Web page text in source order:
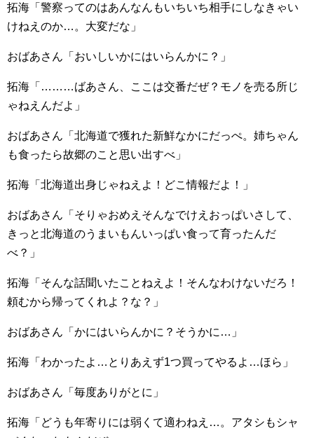
拓海「警察ってのはあんなんもいちいち相手にしなきゃい
けねえのか…。大変だな」
おばあさん「おいしいかにはいらんかに？」
拓海「………ばあさん、ここは交番だぜ？モノを売る所じ
ゃねえんだよ」
おばあさん「北海道で獲れた新鮮なかにだっぺ。姉ちゃん
も食ったら故郷のこと思い出すべ」
拓海「北海道出身じゃねえよ！どこ情報だよ！」
おばあさん「そりゃおめえそんなでけえおっぱいさして、
きっと北海道のうまいもんいっぱい食って育ったんだ
べ？」
拓海「そんな話聞いたことねえよ！そんなわけないだろ！
頼むから帰ってくれよ？な？」
おばあさん「かにはいらんかに？そうかに…」
拓海「わかったよ…とりあえず1つ買ってやるよ…ほら」
おばあさん「毎度ありがとに」
拓海「どうも年寄りには弱くて適わねえ…。アタシもシャ